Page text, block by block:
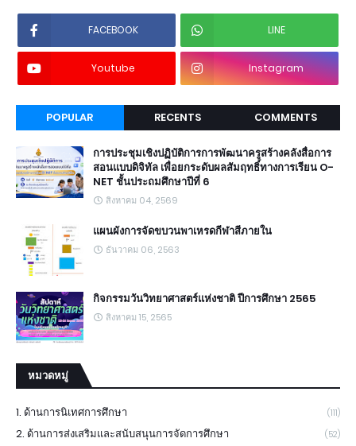
FACEBOOK LINE
Youtube Instagram
POPULAR RECENTS COMMENTS
การประชุมเชิงปฏิบัติการการพัฒนาครูสร้างคลังสื่อการ
สอนแบบดิจิทัล เพื่อยกระดับผลสัมฤทธิ์ทางการเรียน O-
NET ชั้นประถมศึกษาปีที่ 6
สิงหาคม 04, 2569
แผนผังการจัดขบวนพาเหรดกีฬาสีภายใน
ธันวาคม 06, 2563
กิจกรรมวันวิทยาศาสตร์แห่งชาติ ปีการศึกษา 2565
สิงหาคม 15, 2565
หมวดหมู่
1. ด้านการนิเทศการศึกษา (111)
2. ด้านการส่งเสริมและสนับสนุนการจัดการศึกษา (52)